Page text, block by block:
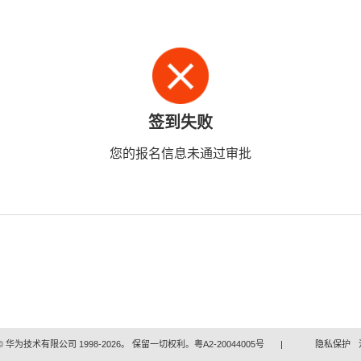
签到失败
您的报名信息未通过审批
华为技术有限公司 1998-2026。 保留一切权利。粤A2-20044005号 | 隐私保护